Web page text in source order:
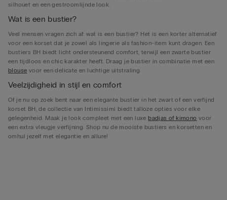
silhouet en een gestroomlijnde look.
Wat is een bustier?
Veel mensen vragen zich af: wat is een bustier? Het is een korter alternatief
voor een korset dat je zowel als lingerie als fashion-item kunt dragen. Een
bustiers BH biedt licht ondersteunend comfort, terwijl een zwarte bustier
een tijdloos en chic karakter heeft. Draag je bustier in combinatie met een
blouse voor een delicate en luchtige uitstraling.
Veelzijdigheid in stijl en comfort
Of je nu op zoek bent naar een elegante bustier in het zwart of een verfijnd
korset BH, de collectie van Intimissimi biedt talloze opties voor elke
gelegenheid. Maak je look compleet met een luxebadjas of kimono voor
een extra vleugje verfijning. Shop nu de mooiste bustiers en korsetten en
omhul jezelf met elegantie en allure!